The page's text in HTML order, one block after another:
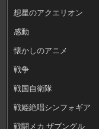
想星のアクエリオン
感動
懐かしのアニメ
戦争
戦国自衛隊
戦姫絶唱シンフォギア
戦闘メカ ザブングル